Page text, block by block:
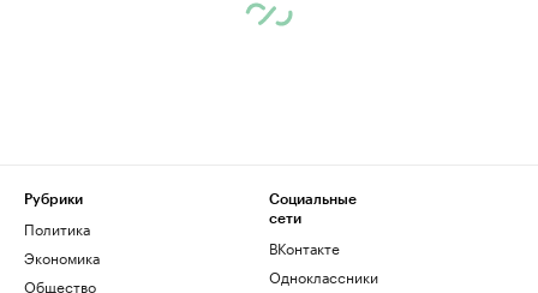
Рубрики
Политика
Экономика
Общество
Социальные
сети
ВКонтакте
Одноклассники